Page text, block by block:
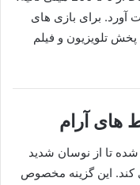
آورد. برای بازی های
ولی برای پخش تلویزیون و فیلم‌
های آرام
تا از نوسان شدید
کند. این گزینه مخصوص